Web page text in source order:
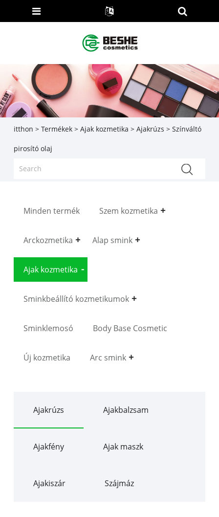
itthon > Termékek> Ajak kozmetika > Ajakrúzs > Színváltó
pirosító olaj
Minden termék Szem kozmetika
Arckozmetika Alap smink
Ajak kozmetika
Sminkbeállító kozmetikumok
Sminklemosó Body Base Cosmetic
Új kozmetika Arc smink
Ajakrúzs Ajakbalzsam
Ajakfény Ajak maszk
Ajakiszár Szájmáz